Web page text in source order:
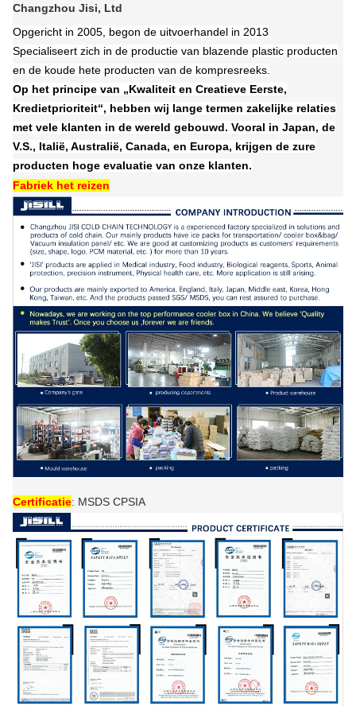
Changzhou Jisi, Ltd
Opgericht in 2005, begon de uitvoerhandel in 2013
Specialiseert zich in de productie van blazende plastic producten
en de koude hete producten van de kompresreeks.
Op het principe van „Kwaliteit en Creatieve Eerste,
Kredietprioriteit“, hebben wij lange termen zakelijke relaties
met vele klanten in de wereld gebouwd. Vooral in Japan, de
V.S., Italië, Australië, Canada, en Europa, krijgen de zure
producten hoge evaluatie van onze klanten.
Fabriek het reizen
Certificatie: MSDS CPSIA